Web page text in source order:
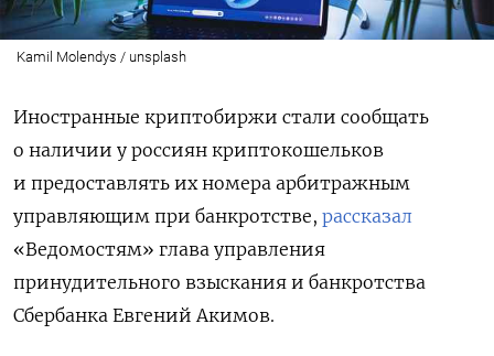
Kamil Molendys / unsplash
Иностранные криптобиржи стали сообщать
о наличии у россиян криптокошельков
и предоставлять их номера арбитражным
управляющим при банкротстве, рассказал
«Ведомостям» глава управления
принудительного взыскания и банкротства
Сбербанка Евгений Акимов.